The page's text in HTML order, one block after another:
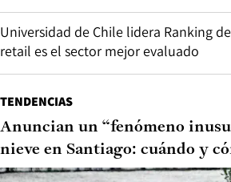
Universidad de Chile lidera Ranking
retail es el sector mejor evaluado
TENDENCIAS
Anuncian un “fenómeno
nieve en Santiago: cuándo y